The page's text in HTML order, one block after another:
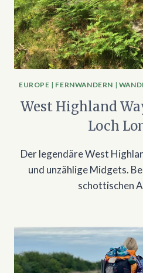
EUROPE | FERNWANDERN |
West Highland
Loch
Der legendäre West
und unzählige Midgets.
schottischen